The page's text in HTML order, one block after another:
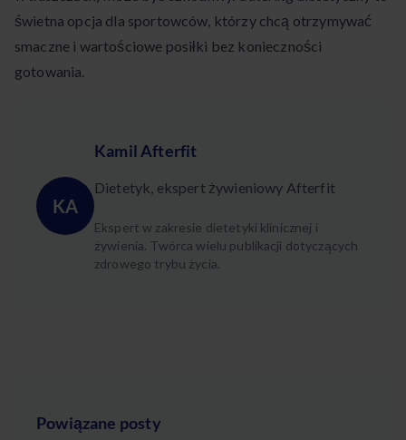
świetna opcja dla sportowców, którzy chcą otrzymywać
smaczne i wartościowe posiłki bez konieczności
gotowania.
KA
Kamil Afterfit
Dietetyk, ekspert żywieniowy Afterfit
Ekspert w zakresie dietetyki klinicznej i
żywienia. Twórca wielu publikacji dotyczących
zdrowego trybu życia.
Powiązane posty